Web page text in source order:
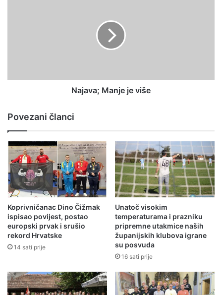
Najava; Manje je više
Povezani članci
Koprivničanac Dino Čižmak
ispisao povijest, postao
europski prvak i srušio
rekord Hrvatske
14 sati prije
Unatoč visokim
temperaturama i prazniku
pripremne utakmice naših
županijskih klubova igrane
su posvuda
16 sati prije